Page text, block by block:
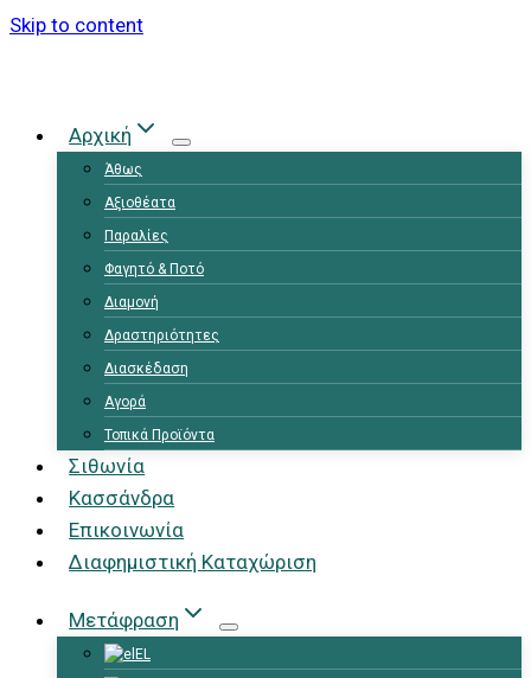
Skip to content
Αρχική
Άθως
Αξιοθέατα
Παραλίες
Φαγητό & Ποτό
Διαμονή
Δραστηριότητες
Διασκέδαση
Αγορά
Τοπικά Προϊόντα
Σιθωνία
Κασσάνδρα
Επικοινωνία
Διαφημιστική Καταχώριση
Μετάφραση
EL